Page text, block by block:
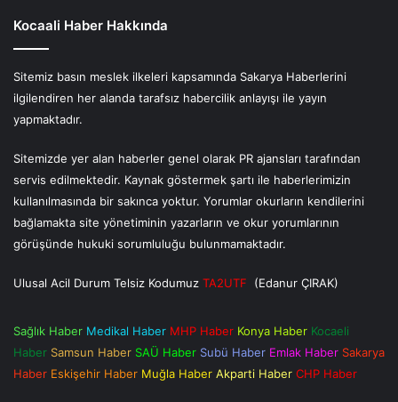
Kocaali Haber Hakkında
Sitemiz basın meslek ilkeleri kapsamında Sakarya Haberlerini
ilgilendiren her alanda tarafsız habercilik anlayışı ile yayın
yapmaktadır.
Sitemizde yer alan haberler genel olarak PR ajansları tarafından
servis edilmektedir. Kaynak göstermek şartı ile haberlerimizin
kullanılmasında bir sakınca yoktur. Yorumlar okurların kendilerini
bağlamakta site yönetiminin yazarların ve okur yorumlarının
görüşünde hukuki sorumluluğu bulunmamaktadır.
Ulusal Acil Durum Telsiz Kodumuz TA2UTF (Edanur ÇIRAK)
Sağlık Haber Medikal Haber MHP Haber Konya Haber Kocaeli
Haber Samsun Haber SAÜ Haber Subü Haber Emlak Haber Sakarya
Haber Eskişehir Haber Muğla Haber Akparti Haber CHP Haber